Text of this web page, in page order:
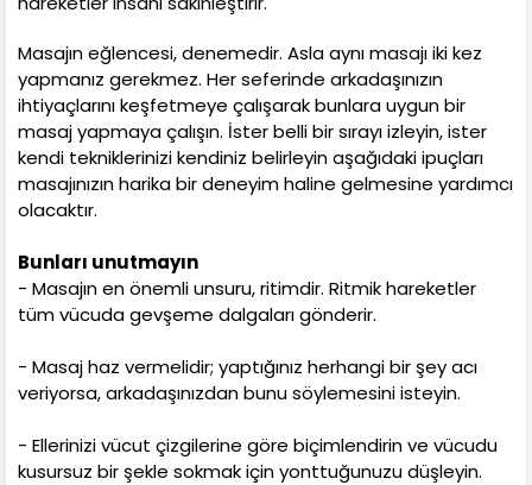
Masajın eğlencesi, denemedir. Asla aynı masajı iki kez
yapmanız gerekmez. Her seferinde arkadaşınızın
ihtiyaçlarını keşfetmeye çalışarak bunlara uygun bir
masaj yapmaya çalışın. İster belli bir sırayı izleyin, ister
kendi tekniklerinizi kendiniz belirleyin aşağıdaki ipuçları
masajınızın harika bir deneyim haline gelmesine yardımcı
olacaktır.
Bunları unutmayın
- Masajın en önemli unsuru, ritimdir. Ritmik hareketler
tüm vücuda gevşeme dalgaları gönderir.
- Masaj haz vermelidir; yaptığınız herhangi bir şey acı
veriyorsa, arkadaşınızdan bunu söylemesini isteyin.
- Ellerinizi vücut çizgilerine göre biçimlendirin ve vücudu
kusursuz bir şekle sokmak için yonttuğunuzu düşleyin.